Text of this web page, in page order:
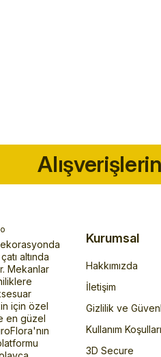
altında
Mekanlar
için özel
en güzel
Kurumsal
Hakkımızda
İletişim
Gizlilik ve
Kullanım Koşulları
3D Secure